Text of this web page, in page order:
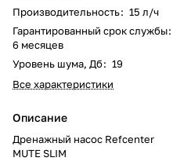
Производительность: 15 л/ч
Гарантированный срок службы:
6 месяцев
Уровень шума, Дб: 19
Все характеристики
Описание
Дренажный насос Refcenter
MUTE SLIM